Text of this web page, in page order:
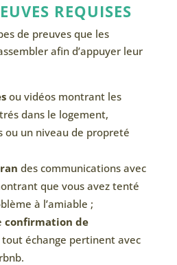
REQUISES
de preuves que les
afin d’appuyer leur
ou vidéos montrant les
dans le logement,
ou un niveau de propreté
des communications avec
que vous avez tenté
à l’amiable ;
confirmation de
échange pertinent avec